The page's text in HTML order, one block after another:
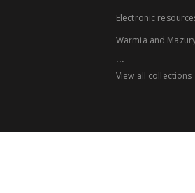
Electronic
Warmia and
...
View all collections